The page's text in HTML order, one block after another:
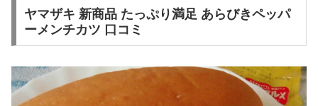
ヤマザキ 新商品 たっぷり満足 あらびきペッパ
ーメンチカツ 口コミ